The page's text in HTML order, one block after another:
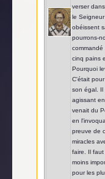
verser
le
obéissent
pourrons-
commandé
cinq pains
Pourquoi
C'était
son égal. Il
agissant
venait du
en
preuve de
miracles
faire. Il faut
moins
pour les